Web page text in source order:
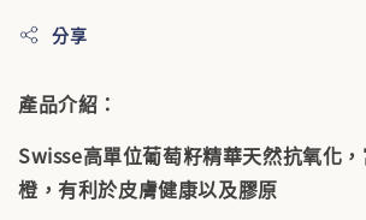
分享
產品介紹：
Swisse高單位葡萄籽精華天然抗氧化
橙，有利於皮膚健康以及膠原